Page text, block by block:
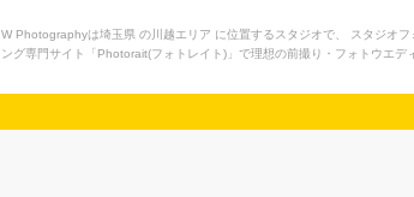
W Photographyは埼玉県 の川越エリア に位置するスタジオで、 スタジオ
ング専門サイト「Photorait(フォトレイト)」で理想の前撮り・フォトウエデ